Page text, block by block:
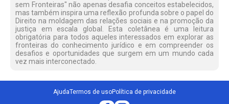
sem Fronteiras" não apenas desafia conceitos estabelecidos,
mas também inspira uma reflexão profunda sobre o papel do
Direito na moldagem das relações sociais e na promoção da
justiça em escala global. Esta coletânea é uma leitura
obrigatória para todos aqueles interessados em explorar as
fronteiras do conhecimento jurídico e em compreender os
desafios e oportunidades que surgem em um mundo cada
vez mais interconectado.
AjudaTermos de usoPolítica de privacidade